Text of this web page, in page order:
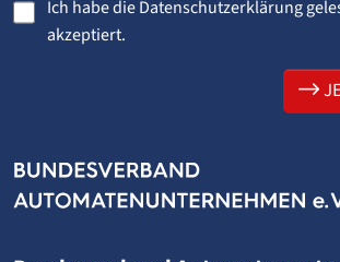
Ich habe dieDatenschutzerklärung
akzeptiert.